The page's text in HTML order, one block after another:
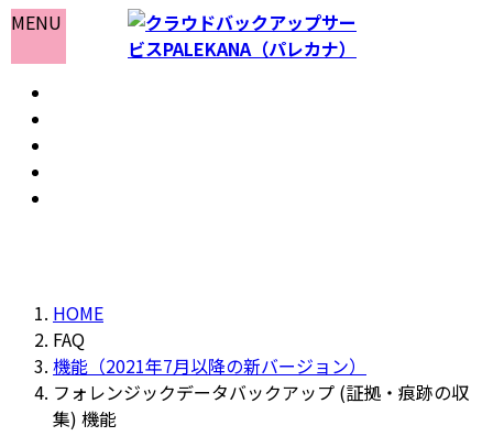
コ
ナ
HOME
FAQ
機能（2021年7月以降の新バージョン）
フォレンジックデータバックアップ (証拠・痕跡の収
集) 機能
MENU